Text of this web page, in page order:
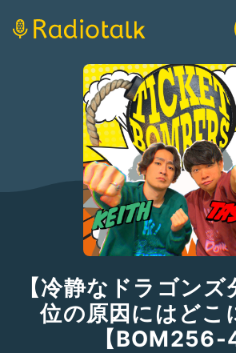
【冷静なドラゴン
位の原因にはどこ
【BOM256-4